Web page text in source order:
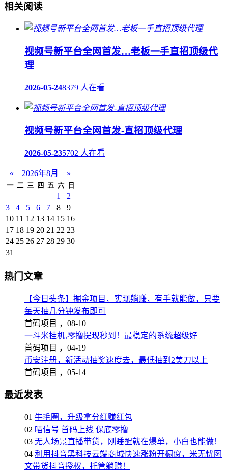
相关阅读
视频号新平台全网首发…老板一手直招顶级代
理
2026-05-248379 人在看
视频号新平台全网首发-直招顶级代理
2026-05-235702 人在看
« 2026年8月 »
一 二 三 四 五 六 日
1
2
3
4 5 6 7 8
9
10 11 12 13 14 15 16
17 18 19 20 21 22 23
24 25 26 27 28 29 30
31
热门文章
【今日头条】掘金项目，实现躺赚，有手就能做，只要
每天抽几分钟发布即可
首码项目 ， 08-10
一斗米挂机,零撸提现秒到！最稳定的系统超级好
首码项目 ， 04-19
币安注册，新活动抽奖速度去，最低抽到2美刀以上
首码项目 ， 05-14
最近发表
01 牛毛圈，升级拿分红赚红包
02 喵信号 首码上线 保底零撸
03 无人场景直播带货，刚睡醒就在爆单，小白也能做！
04 利用抖音黑科技云端商城快速涨粉开橱窗，米无忧图
文带货抖音授权，托管躺赚！